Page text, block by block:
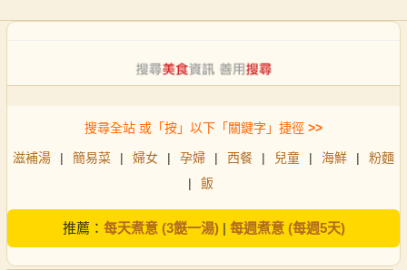
搜尋全站 或「按」以下「關鍵字」捷徑 >>
滋補湯 | 簡易菜 | 婦女 | 孕婦 | 西餐 | 兒童 | 海鮮 |
粉麵
|
飯
推薦： 每天煮意 (3餸一湯)| 每週煮意 (每週5天)